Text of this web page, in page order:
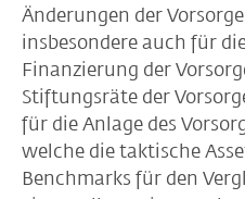
Änderungen der
insbesondere auch für
Finanzierung der
Stiftungsräte der
für die Anlage des
welche die taktische
Benchmarks für den